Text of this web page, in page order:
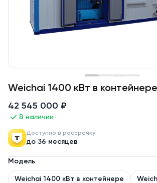
Weichai 1400 кВт в контейнере
42 545 000 ₽
В наличии
Доступно в рассрочку
до 36 месяцев
Модель
Weichai 1400 кВт в контейнере